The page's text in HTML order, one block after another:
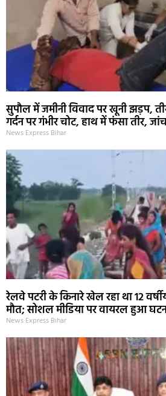
सुपौल में जमीनी विवाद पर खूनी झड़प,
गर्दन पर गंभीर चोट, हाथ में फंसा तीर,
News Express Bihar
रेलवे पटरी के किनारे खेल रहा था 12
मौत; सोशल मीडिया पर वायरल हुआ
News Express Bihar